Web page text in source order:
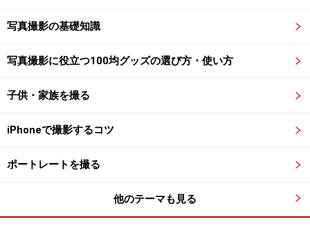
スマホ用ホルダーで固定して設置する。
けてスマホを設置しておきましょう。スマホを固定でき
ればどんな方法でもいいのですが、スマホ用ホルダーが
付いた三脚やカメラスタンドを使うと安心です。
あとはカメラを起動し、シャッターリモコンのボタンを
スマホから離れた場所でシャッターリモコンを押して撮影し
てみる。
写真撮影の基礎知識
写真撮影に役立つ100均グッズの選び方・使い方
子供・家族を撮る
iPhoneで撮影するコツ
ポートレートを撮る
他のテーマも見る